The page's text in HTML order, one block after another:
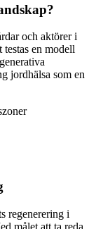
och aktörer i
en modell
jordhälsa som en
regenerering i
målet att ta reda